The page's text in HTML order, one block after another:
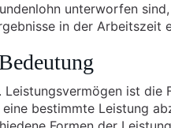
unterworfen
in der Arbeitszeit
ist die
bestimmte Leistung